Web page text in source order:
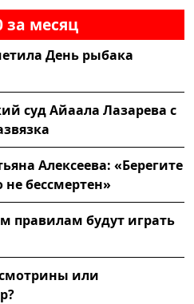
за месяц
День рыбака
суд Айаала Лазарева с
Алексеева: «Берегите
бессмертен»
правилам будут играть
или